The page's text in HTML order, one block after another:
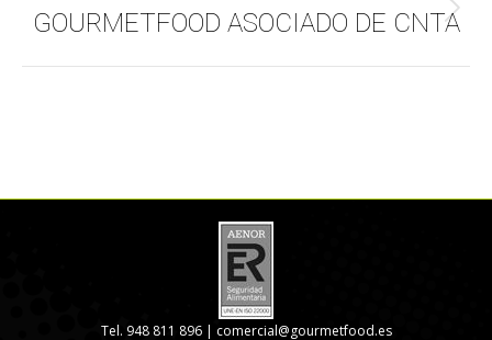
Publicación
GOURMETFOOD ASOCIADO DE CNTA
Tel. 948 811 896 | comercial@gourmetfood.es